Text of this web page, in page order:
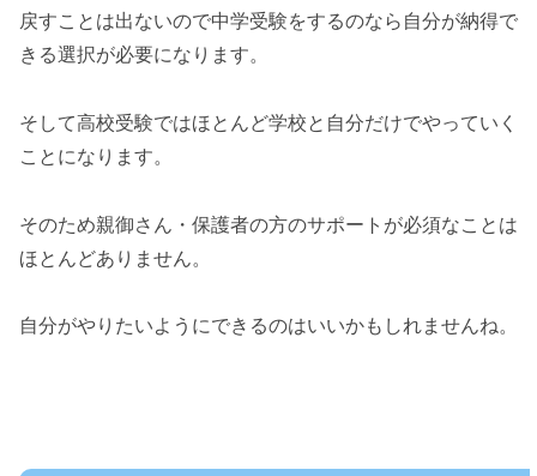
戻すことは出ないので中学受験をするのなら自分が納得で
きる選択が必要になります。
そして高校受験ではほとんど学校と自分だけでやっていく
ことになります。
そのため親御さん・保護者の方のサポートが必須なことは
ほとんどありません。
自分がやりたいようにできるのはいいかもしれませんね。